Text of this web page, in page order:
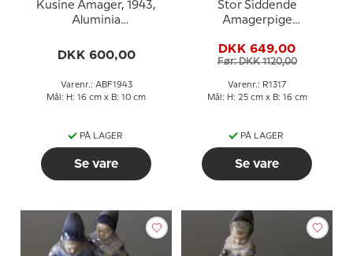
Kusine Amager, 1943,
Aluminia
nr, 2284
DKK 600,00
Varenr.: ABF1943
Mål: H: 16 cm x B: 10 cm
PÅ LAGER
Se vare
Stor Siddende
Amagerpige
Copenhagen figur nr.
099 eller 1317
DKK 649,00
Før: DKK 1120,00
Varenr.: R1317
Mål: H: 25 cm x B: 16 cm
PÅ LAGER
Se vare